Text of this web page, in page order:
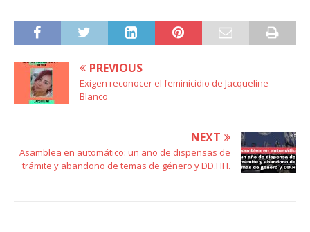
PREVIOUS
Exigen reconocer el feminicidio de Jacqueline
Blanco
NEXT
Asamblea en automático: un año de dispensas de
trámite y abandono de temas de género y DD.HH.